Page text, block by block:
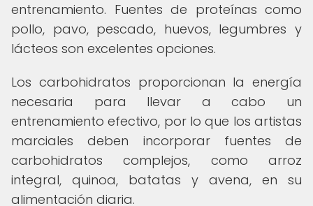
entrenamiento. Fuentes de proteínas como
pollo, pavo, pescado, huevos, legumbres y
lácteos son excelentes opciones.
Los carbohidratos proporcionan la energía
necesaria para llevar a cabo un
entrenamiento efectivo, por lo que los artistas
marciales deben incorporar fuentes de
carbohidratos complejos, como arroz
integral, quinoa, batatas y avena, en su
alimentación diaria.